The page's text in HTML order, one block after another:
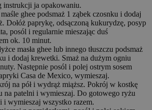
instrukcji ja opakowaniu.
ghee podsmaż 1 ząbek czosnku i dodaj
Dołóż paprykę, odsączoną kukurydzę, posyp
posól i regularnie mieszając duś
ok. 10 minut.
masła ghee lub innego tłuszczu podsmaż
i dodaj krewetki. Smaż na dużym ogniu
Następnie posól i polej ostrym sosem
Casa de Mexico, wymieszaj.
na pół i wydrąż miąższ. Pokrój w kostkę
na patelni i wymieszaj. Do gotowego ryżu
i wymieszaj wszystko razem.